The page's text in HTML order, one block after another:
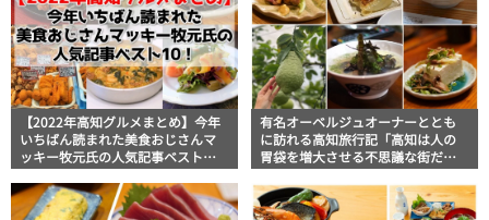
【2022年高知グルメまとめ】今年
いちばん読まれた美食おじさんマ
ッキー牧元氏の人気記事ベスト
有名オーベルジュオーナーととも
に訪れる高知旅行記「高知は人の
胃袋を増大させる不思議な街だっ
高知満腹日記